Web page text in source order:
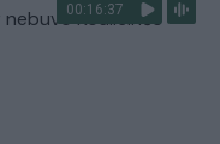
00:16:37
nebuvo Koalicinės